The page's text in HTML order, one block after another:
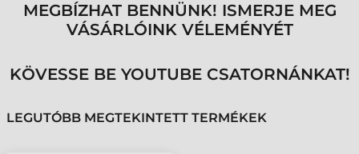
MEGBÍZHAT BENNÜNK! ISMERJE MEG
VÁSÁRLÓINK VÉLEMÉNYÉT
KÖVESSE BE YOUTUBE CSATORNÁNKAT!
LEGUTÓBB MEGTEKINTETT TERMÉKEK